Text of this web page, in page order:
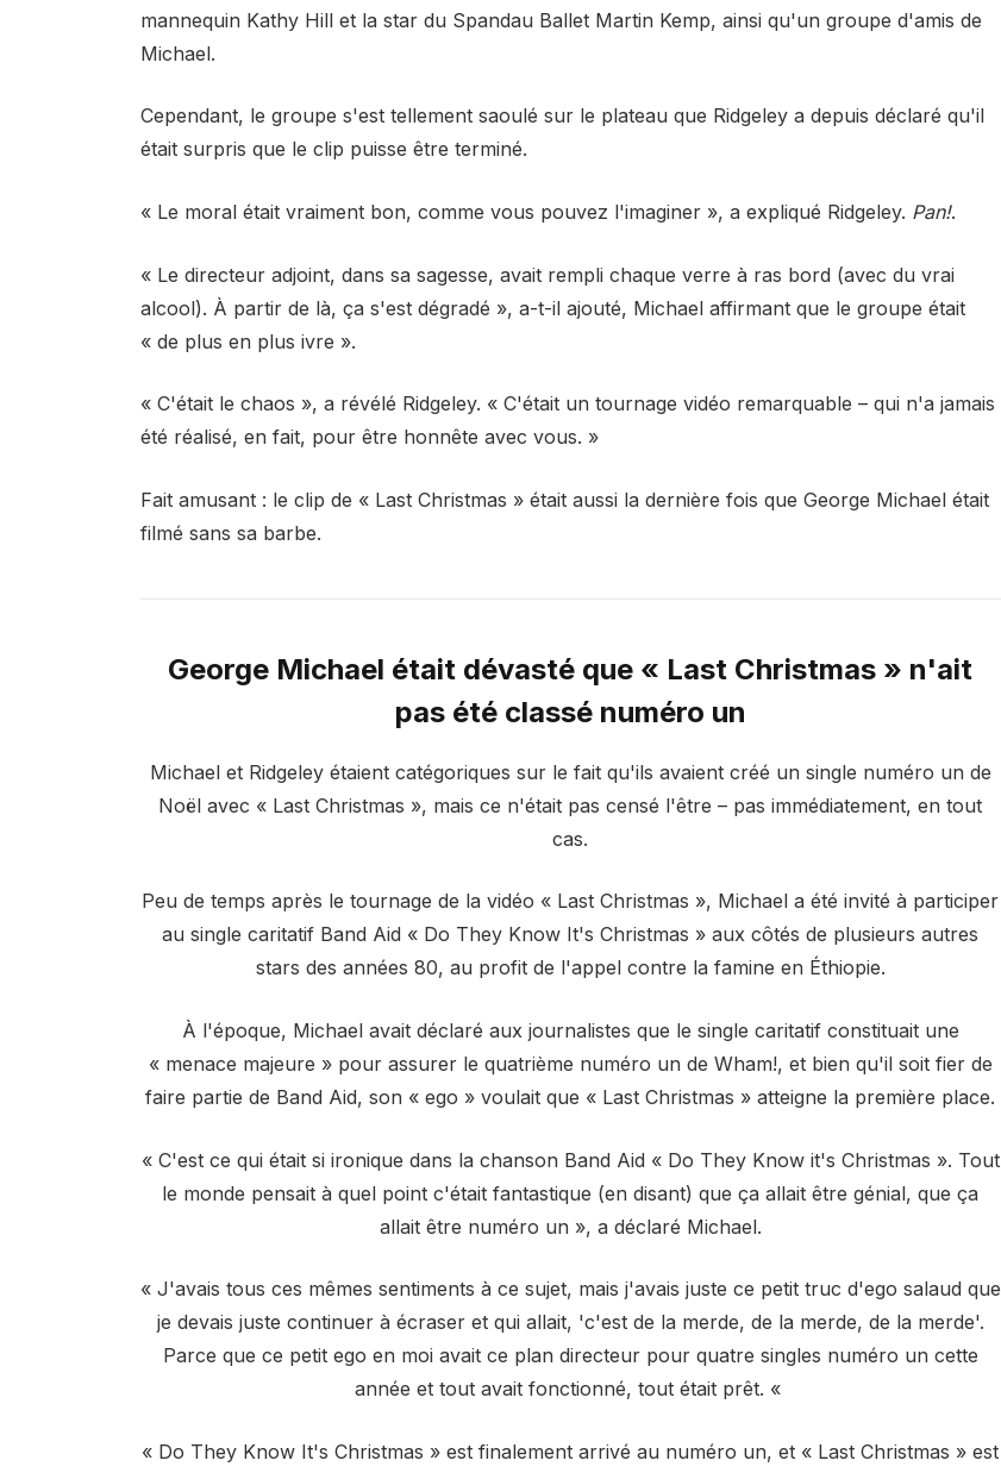
mannequin Kathy Hill et la star du Spandau Ballet Martin Kemp, ainsi qu'un groupe d'amis de
Michael.
Cependant, le groupe s'est tellement saoulé sur le plateau que Ridgeley a depuis déclaré qu'il
était surpris que le clip puisse être terminé.
« Le moral était vraiment bon, comme vous pouvez l'imaginer », a expliqué Ridgeley. Pan!.
« Le directeur adjoint, dans sa sagesse, avait rempli chaque verre à ras bord (avec du vrai
alcool). À partir de là, ça s'est dégradé », a-t-il ajouté, Michael affirmant que le groupe était
« de plus en plus ivre ».
« C'était le chaos », a révélé Ridgeley. « C'était un tournage vidéo remarquable – qui n'a jamais
été réalisé, en fait, pour être honnête avec vous. »
Fait amusant : le clip de « Last Christmas » était aussi la dernière fois que George Michael était
filmé sans sa barbe.
George Michael était dévasté que « Last Christmas » n'ait
pas été classé numéro un
Michael et Ridgeley étaient catégoriques sur le fait qu'ils avaient créé un single numéro un de
Noël avec « Last Christmas », mais ce n'était pas censé l'être – pas immédiatement, en tout
cas.
Peu de temps après le tournage de la vidéo « Last Christmas », Michael a été invité à participer
au single caritatif Band Aid « Do They Know It's Christmas » aux côtés de plusieurs autres
stars des années 80, au profit de l'appel contre la famine en Éthiopie.
À l'époque, Michael avait déclaré aux journalistes que le single caritatif constituait une
« menace majeure » pour assurer le quatrième numéro un de Wham!, et bien qu'il soit fier de
faire partie de Band Aid, son « ego » voulait que « Last Christmas » atteigne la première place.
« C'est ce qui était si ironique dans la chanson Band Aid « Do They Know it's Christmas ». Tout
le monde pensait à quel point c'était fantastique (en disant) que ça allait être génial, que ça
allait être numéro un », a déclaré Michael.
« J'avais tous ces mêmes sentiments à ce sujet, mais j'avais juste ce petit truc d'ego salaud que
je devais juste continuer à écraser et qui allait, 'c'est de la merde, de la merde, de la merde'.
Parce que ce petit ego en moi avait ce plan directeur pour quatre singles numéro un cette
année et tout avait fonctionné, tout était prêt. «
« Do They Know It's Christmas » est finalement arrivé au numéro un, et « Last Christmas » est